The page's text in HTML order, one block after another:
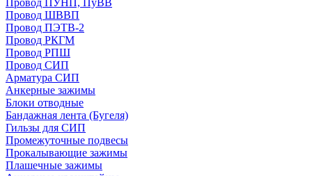
Провод ПУНП, ПуВВ
Провод ШВВП
Провод ПЭТВ-2
Провод РКГМ
Провод РПШ
Провод СИП
Арматура СИП
Анкерные зажимы
Блоки отводные
Бандажная лента (Бугеля)
Гильзы для СИП
Промежуточные подвесы
Прокалывающие зажимы
Плашечные зажимы